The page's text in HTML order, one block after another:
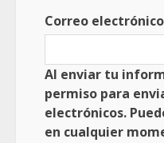
Correo electrónico
Al enviar tu
permiso para
electrónicos.
en cualquier